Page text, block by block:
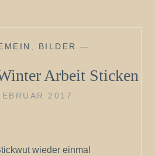
BILDER —
Arbeit Sticken
2017
wieder einmal